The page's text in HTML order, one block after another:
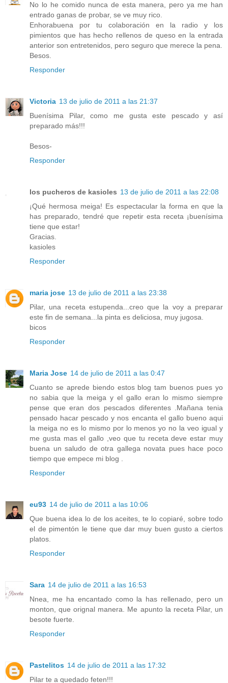
No lo he comido nunca de esta manera, pero ya me han
entrado ganas de probar, se ve muy rico.
Enhorabuena por tu colaboración en la radio y los
pimientos que has hecho rellenos de queso en la entrada
anterior son entretenidos, pero seguro que merece la pena.
Besos.
Responder
Victoria 13 de julio de 2011 a las 21:37
Buenísima Pilar, como me gusta este pescado y así
preparado más!!!
Besos-
Responder
los pucheros de kasioles 13 de julio de 2011 a las 22:08
¡Qué hermosa meiga! Es espectacular la forma en que la
has preparado, tendré que repetir esta receta ¡buenísima
tiene que estar!
Gracias.
kasioles
Responder
maria jose 13 de julio de 2011 a las 23:38
Pilar, una receta estupenda...creo que la voy a preparar
este fin de semana...la pinta es deliciosa, muy jugosa.
bicos
Responder
Maria Jose 14 de julio de 2011 a las 0:47
Cuanto se aprede biendo estos blog tam buenos pues yo
no sabia que la meiga y el gallo eran lo mismo siempre
pense que eran dos pescados diferentes .Mañana tenia
pensado hacar pescado y nos encanta el gallo bueno aqui
la meiga no es lo mismo por lo menos yo no la veo igual y
me gusta mas el gallo ,veo que tu receta deve estar muy
buena un saludo de otra gallega novata pues hace poco
tiempo que empece mi blog .
Responder
eu93 14 de julio de 2011 a las 10:06
Que buena idea lo de los aceites, te lo copiaré, sobre todo
el de pimentón le tiene que dar muy buen gusto a ciertos
platos.
Responder
Sara 14 de julio de 2011 a las 16:53
Nnea, me ha encantado como la has rellenado, pero un
monton, que orignal manera. Me apunto la receta Pilar, un
besote fuerte.
Responder
Pastelitos 14 de julio de 2011 a las 17:32
Pilar te a quedado feten!!!